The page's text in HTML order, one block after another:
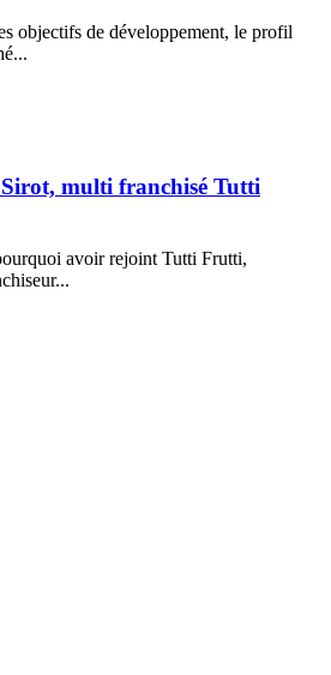
objectifs de développement, le profil
multi franchisé Tutti
avoir rejoint Tutti Frutti,